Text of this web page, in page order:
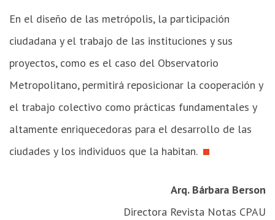
En el diseño de las metrópolis, la participación
ciudadana y el trabajo de las instituciones y sus
proyectos, como es el caso del Observatorio
Metropolitano, permitirá reposicionar la cooperación y
el trabajo colectivo como prácticas fundamentales y
altamente enriquecedoras para el desarrollo de las
ciudades y los individuos que la habitan.
Arq. Bárbara Berson
Directora Revista Notas CPAU